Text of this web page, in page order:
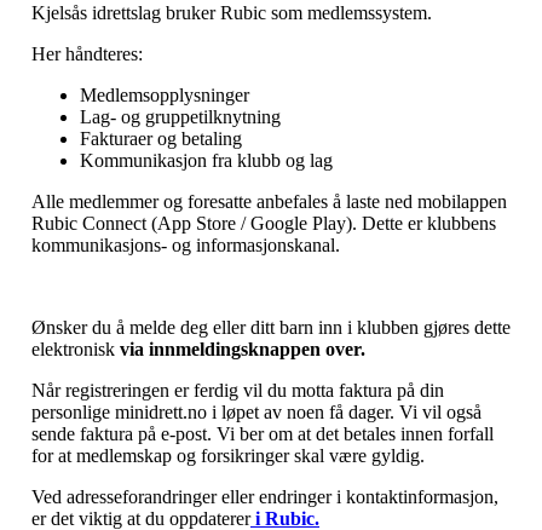
Kjelsås idrettslag bruker Rubic som medlemssystem.
Her håndteres:
Medlemsopplysninger
Lag- og gruppetilknytning
Fakturaer og betaling
Kommunikasjon fra klubb og lag
Alle medlemmer og foresatte anbefales å laste ned mobilappen
Rubic Connect (App Store / Google Play). Dette er klubbens
kommunikasjons- og informasjonskanal.
Ønsker du å melde deg eller ditt barn inn i klubben gjøres dette
elektronisk via innmeldingsknappen over.
Når registreringen er ferdig vil du motta faktura på din
personlige minidrett.no i løpet av noen få dager. Vi vil også
sende faktura på e-post. Vi ber om at det betales innen forfall
for at medlemskap og forsikringer skal være gyldig.
Ved adresseforandringer eller endringer i kontaktinformasjon,
er det viktig at du oppdatereri Rubic.